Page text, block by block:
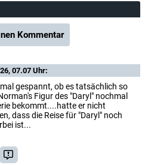
Kommentar
07.07 Uhr:
gespannt, ob es tatsächlich so
Figur des "Daryl" nochmal
bekommt....hatte er nicht
dass die Reise für "Daryl" noch
ist...